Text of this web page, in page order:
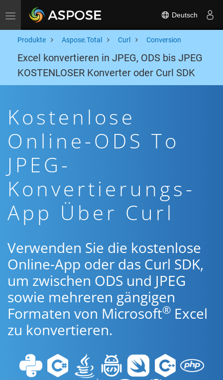
Toggle navigation Deutsch
Produkte Aspose.Total Curl Conversion
Excel konvertieren in JPEG, ODS bis JPEG
KOSTENLOSER Konverter oder Curl SDK
Kostenlose
Online-ODS To
JPEG-
Konvertierungs-
App Über Curl
Verwenden Sie die kostenlose
Online-App oder das Curl SDK,
um zwischen ODS und JPEG
sowie mehreren gängigen
Formaten von Microsoft® Excel
zu konvertieren.